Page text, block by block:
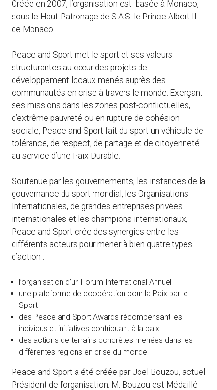
Créée en 2007, l’organisation est basée à Monaco,
sous le Haut-Patronage de S.A.S. le Prince Albert II
de Monaco.
Peace and Sport met le sport et ses valeurs
structurantes au cœur des projets de
développement locaux menés auprès des
communautés en crise à travers le monde. Exerçant
ses missions dans les zones post-conflictuelles,
d’extrême pauvreté ou en rupture de cohésion
sociale, Peace and Sport fait du sport un véhicule de
tolérance, de respect, de partage et de citoyenneté
au service d’une Paix Durable.
Soutenue par les gouvernements, les instances de la
gouvernance du sport mondial, les Organisations
Internationales, de grandes entreprises privées
internationales et les champions internationaux,
Peace and Sport crée des synergies entre les
différents acteurs pour mener à bien quatre types
d’action :
l’organisation d’un Forum International Annuel
une plateforme de coopération pour la Paix par le
Sport
des Peace and Sport Awards récompensant les
individus et initiatives contribuant à la paix
des actions de terrains concrètes menées dans les
différentes régions en crise du monde
Peace and Sport a été créée par Joël Bouzou, actuel
Président de l’organisation. M. Bouzou est Médaillé